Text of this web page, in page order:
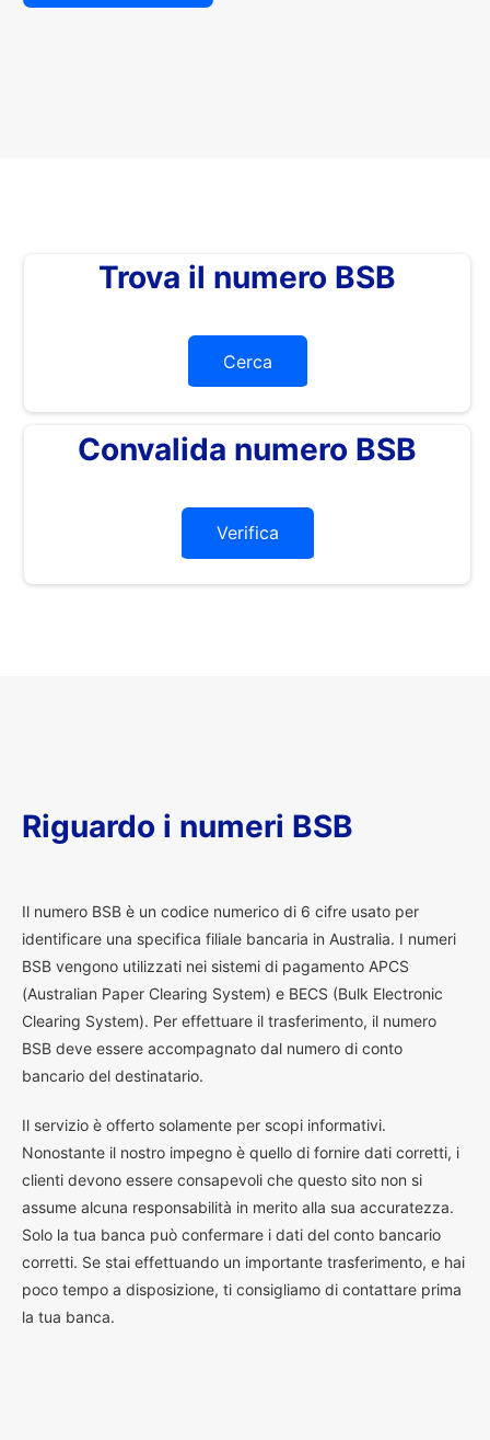
Trova il numero BSB
Cerca
Convalida numero BSB
Verifica
Riguardo i numeri BSB
Il numero BSB è un codice numerico di 6 cifre usato per
identificare una specifica filiale bancaria in Australia. I numeri
BSB vengono utilizzati nei sistemi di pagamento APCS
(Australian Paper Clearing System) e BECS (Bulk Electronic
Clearing System). Per effettuare il trasferimento, il numero
BSB deve essere accompagnato dal numero di conto
bancario del destinatario.
Il servizio è offerto solamente per scopi informativi.
Nonostante il nostro impegno è quello di fornire dati corretti, i
clienti devono essere consapevoli che questo sito non si
assume alcuna responsabilità in merito alla sua accuratezza.
Solo la tua banca può confermare i dati del conto bancario
corretti. Se stai effettuando un importante trasferimento, e hai
poco tempo a disposizione, ti consigliamo di contattare prima
la tua banca.